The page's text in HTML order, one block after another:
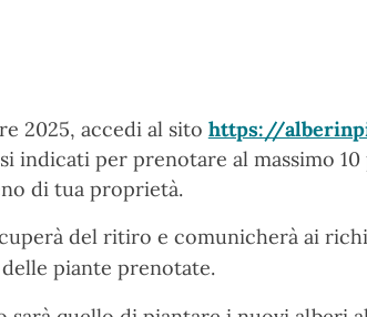
2025, accedi al sito https://
indicati per prenotare al massimo
di tua proprietà.
del ritiro e comunicherà ai
piante prenotate.